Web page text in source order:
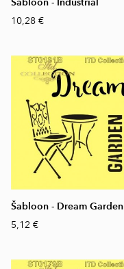
10,28 €
Šabloon - Dream Garden
5,12 €